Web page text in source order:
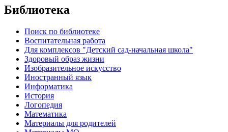
Библиотека
Поиск по библиотеке
Воспитательная работа
Для комплексов "Детский сад-начальная школа"
Здоровый образ жизни
Изобразительное искусство
Иностранный язык
Информатика
История
Логопедия
Математика
Материалы для родителей